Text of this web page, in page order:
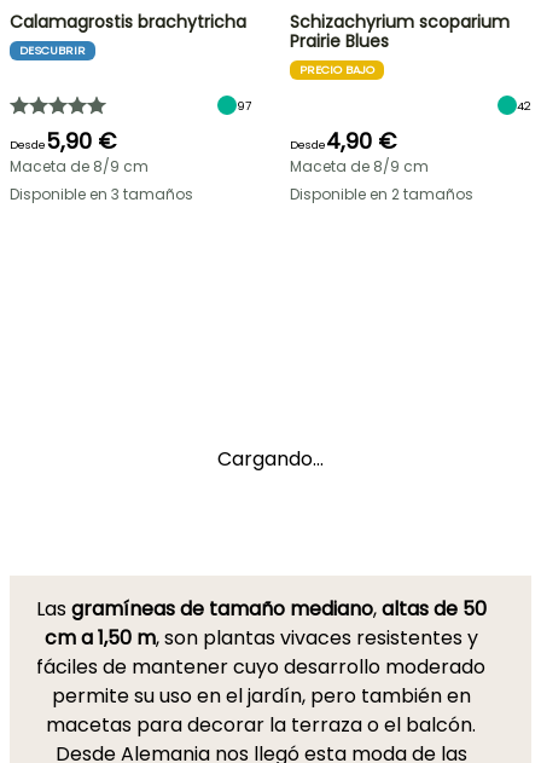
Calamagrostis brachytricha
DESCUBRIR
97
Desde5,90 €
Maceta de 8/9 cm
Disponible en 3 tamaños
Schizachyrium scoparium
Prairie Blues
PRECIO BAJO
42
Desde4,90 €
Maceta de 8/9 cm
Disponible en 2 tamaños
Cargando...
Lasgramíneas de tamaño mediano,altas de 50
cm a 1,50 m, son plantas vivaces resistentes y
fáciles de mantener cuyo desarrollo moderado
permite su uso en el jardín, pero también en
macetas para decorar la terraza o el balcón.
Desde Alemania nos llegó esta moda de las